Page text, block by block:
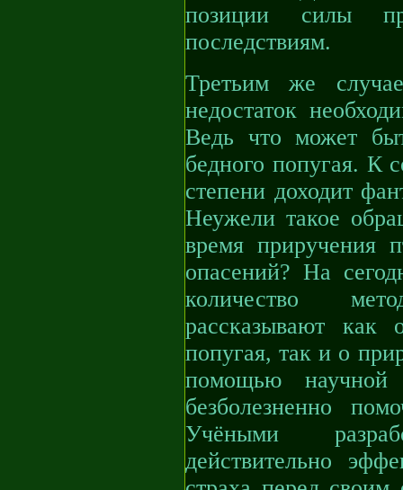
позиции силы
последствиям.
Третьим же
недостаток
Ведь что может
бедного попугая. К
степени доходит
Неужели такое
время приручения
опасений? На
количество
рассказывают как
попугая, так и о
помощью
безболезненно
Учёными
действительно